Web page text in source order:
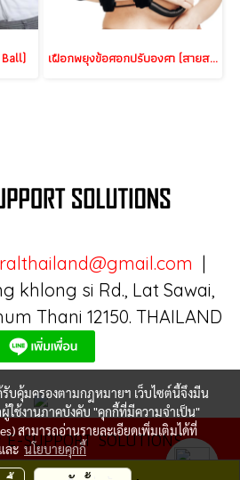
เฝือกพยุงข้อศอกปรับองศา (สายสะพายพักมือยืดได้) R.O.M. Elbow Brace III
khlong si Rd., Lat Sawai,
Thani 12150. THAILAND
SUPPORT SOLUTIONS
มวันนี้ 381
บคุ้มครองตามกฎหมายฯ เว็บไซต์นี้จึงมีน
ใช้งานภาคบังคับ "คุกกี้ที่มีความจำเป็น"
สามารถอ่านรายละเอียดเพิ่มเติมได้ที่
ะ นโยบายคุกกี้